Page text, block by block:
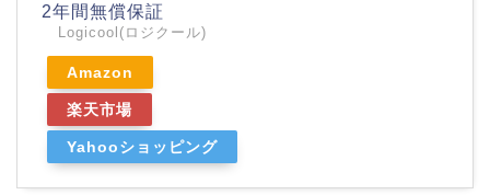
2年間無償保証
Logicool(ロジクール)
Amazon
楽天市場
Yahooショッピング